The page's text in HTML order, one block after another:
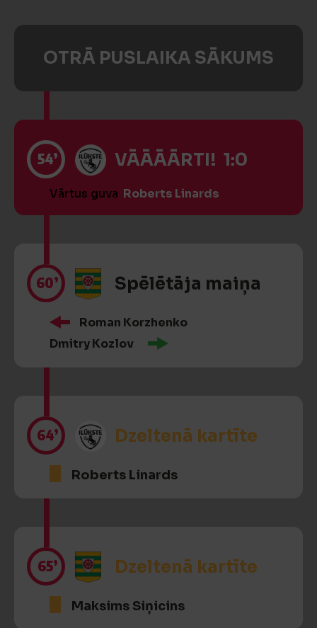
OTRĀ PUSLAIKA SĀKUMS
54’ VĀĀĀĀRTI! 1:0
Vārtus guva Roberts Linards
60’ Spēlētāja maiņa
Roman Korzhenko
Dmitry Kozlov
64’ Dzeltenā kartīte
Roberts Linards
65’ Dzeltenā kartīte
Maksims Siņicins